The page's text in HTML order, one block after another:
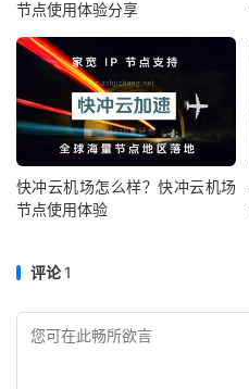
节点使用体验分享
快冲云机场怎么样？快冲云机场
节点使用体验
评论1